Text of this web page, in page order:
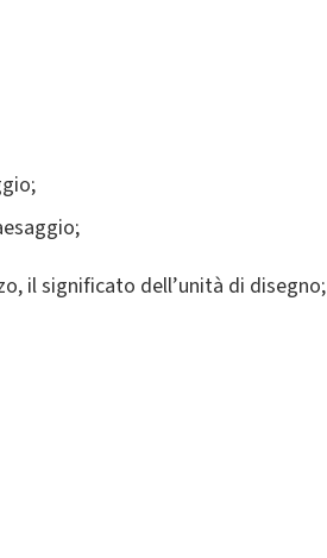
il significato dell’unità di disegno;